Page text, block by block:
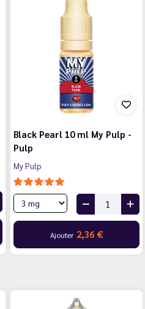
Black Pearl 10 ml My Pulp -
Pulp
My Pulp
Ajouter 2,36 €